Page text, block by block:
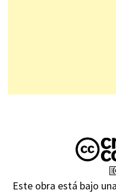
Este obra está bajo una